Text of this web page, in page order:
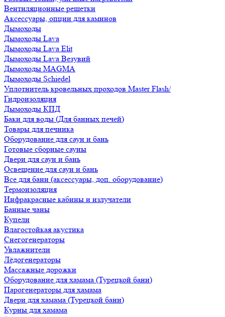
Вентиляционные решетки
Аксессуары, опции для каминов
Дымоходы
Дымоходы Lava
Дымоходы Lava Elit
Дымоходы Lava Везувий
Дымоходы MAGMA
Дымоходы Schiedel
Уплотнитель кровельных проходов Master Flash/
Гидроизоляция
Дымоходы КПД
Баки для воды (Для банных печей)
Товары для печника
Оборудование для саун и бань
Готовые сборные сауны
Двери для саун и бань
Освещение для саун и бань
Все для бани (аксессуары, доп. оборудование)
Термоизоляция
Инфракрасные кабины и излучатели
Банные чаны
Купели
Влагостойкая акустика
Снегогенераторы
Увлажнители
Лёдогенераторы
Массажные дорожки
Оборудование для хамама (Турецкой бани)
Парогенераторы для хамама
Двери для хамама (Турецкой бани)
Курны для хамама